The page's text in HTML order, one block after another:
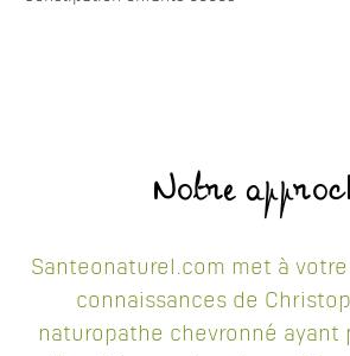
Notre
Santeonaturel.com met à
connaissances de
naturopathe chevronné ayant